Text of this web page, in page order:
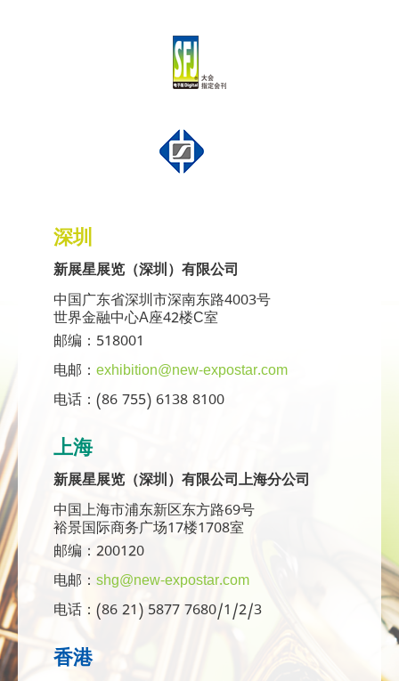
深圳
新展星展览（深圳）有限公司
中国广东省深圳市深南东路4003号
世界金融中心A座42楼C室
邮编：518001
电邮： exhibition@new-expostar.com
电话：(86 755) 6138 8100
上海
新展星展览（深圳）有限公司上海分公司
中国上海市浦东新区东方路69号
裕景国际商务广场17楼1708室
邮编：200120
电邮： shg@new-expostar.com
电话：(86 21) 5877 7680/1/2/3
香港